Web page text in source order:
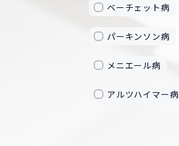
ベーチェット病
パーキンソン病
メニエール病
アルツハイマー病